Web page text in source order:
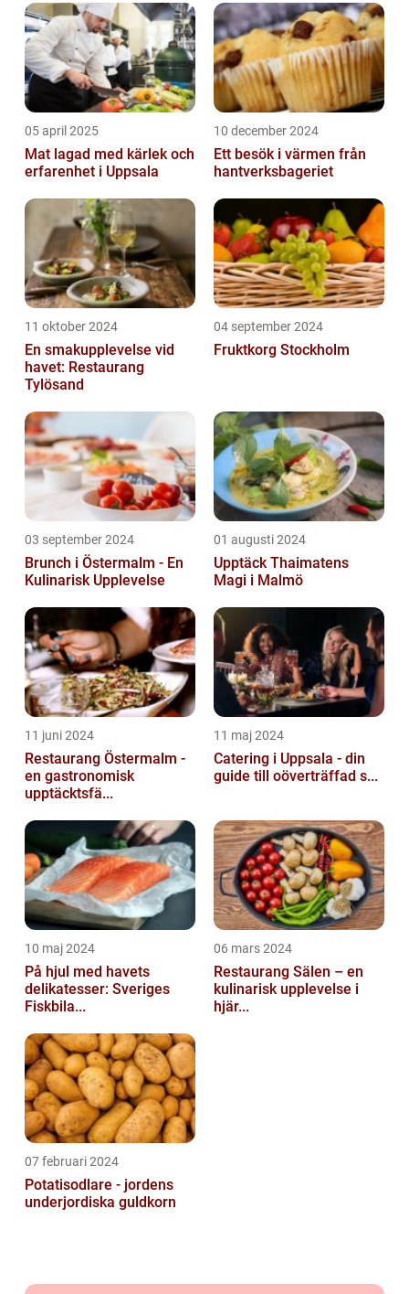
05 april 2025
Mat lagad med kärlek och
erfarenhet i Uppsala
10 december 2024
Ett besök i värmen från
hantverksbageriet
11 oktober 2024
En smakupplevelse vid
havet: Restaurang
Tylösand
04 september 2024
Fruktkorg Stockholm
03 september 2024
Brunch i Östermalm - En
Kulinarisk Upplevelse
01 augusti 2024
Upptäck Thaimatens
Magi i Malmö
11 juni 2024
Restaurang Östermalm -
en gastronomisk
upptäcktsfä...
11 maj 2024
Catering i Uppsala - din
guide till oöverträffad s...
10 maj 2024
På hjul med havets
delikatesser: Sveriges
Fiskbila...
06 mars 2024
Restaurang Sälen – en
kulinarisk upplevelse i
hjär...
07 februari 2024
Potatisodlare - jordens
underjordiska guldkorn